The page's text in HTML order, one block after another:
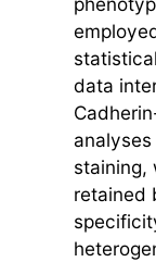
data
staining,
retained